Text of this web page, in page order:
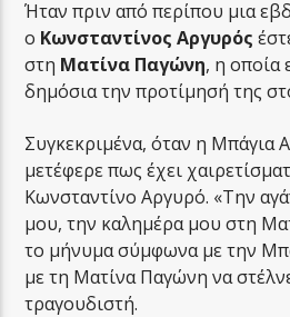
Ήταν πριν από περίπου μια
ο Κωνσταντίνος Αργυρός
στη Ματίνα Παγώνη, η οποία
δημόσια την προτίμησή της
Συγκεκριμένα, όταν η Μπάγια
μετέφερε πως έχει
Κωνσταντίνο Αργυρό. «Την
μου, την καλημέρα μου στη
το μήνυμα σύμφωνα με την
με τη Ματίνα Παγώνη να
τραγουδιστή.